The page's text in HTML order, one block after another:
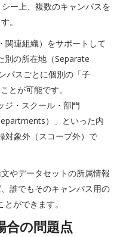
ー上、複数のキャンパスを
。
関連組織）をサポートして
別の所在地（Separate
パスごとに個別の「子
とが可能です。
ジ・スクール・部門
）」といった内
対象外（スコープ外）で
やデータセットの所属情報
誰でもそのキャンパス用の
ができます。
合の問題点